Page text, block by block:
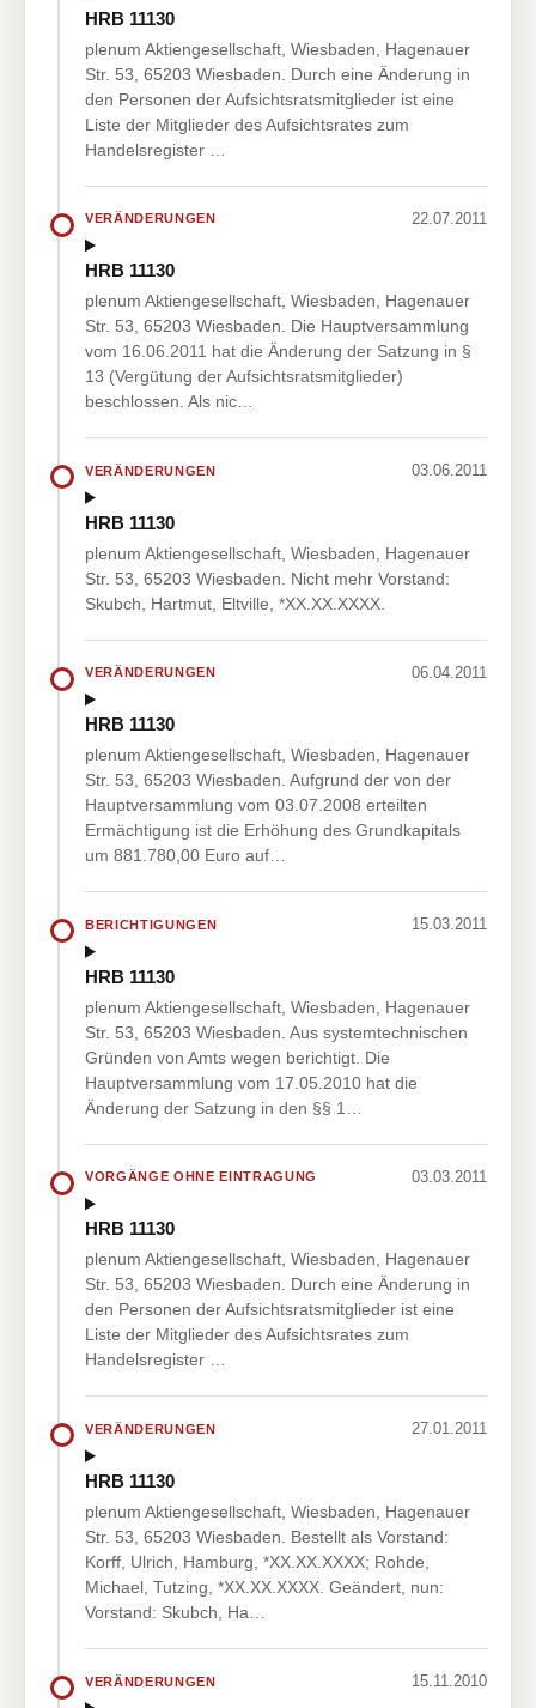
HRB 11130
plenum Aktiengesellschaft, Wiesbaden, Hagenauer
Str. 53, 65203 Wiesbaden. Durch eine Änderung in
den Personen der Aufsichtsratsmitglieder ist eine
Liste der Mitglieder des Aufsichtsrates zum
Handelsregister …
VERÄNDERUNGEN 22.07.2011
HRB 11130
plenum Aktiengesellschaft, Wiesbaden, Hagenauer
Str. 53, 65203 Wiesbaden. Die Hauptversammlung
vom 16.06.2011 hat die Änderung der Satzung in §
13 (Vergütung der Aufsichtsratsmitglieder)
beschlossen. Als nic…
VERÄNDERUNGEN 03.06.2011
HRB 11130
plenum Aktiengesellschaft, Wiesbaden, Hagenauer
Str. 53, 65203 Wiesbaden. Nicht mehr Vorstand:
Skubch, Hartmut, Eltville, *XX.XX.XXXX.
VERÄNDERUNGEN 06.04.2011
HRB 11130
plenum Aktiengesellschaft, Wiesbaden, Hagenauer
Str. 53, 65203 Wiesbaden. Aufgrund der von der
Hauptversammlung vom 03.07.2008 erteilten
Ermächtigung ist die Erhöhung des Grundkapitals
um 881.780,00 Euro auf…
BERICHTIGUNGEN 15.03.2011
HRB 11130
plenum Aktiengesellschaft, Wiesbaden, Hagenauer
Str. 53, 65203 Wiesbaden. Aus systemtechnischen
Gründen von Amts wegen berichtigt. Die
Hauptversammlung vom 17.05.2010 hat die
Änderung der Satzung in den §§ 1…
VORGÄNGE OHNE EINTRAGUNG 03.03.2011
HRB 11130
plenum Aktiengesellschaft, Wiesbaden, Hagenauer
Str. 53, 65203 Wiesbaden. Durch eine Änderung in
den Personen der Aufsichtsratsmitglieder ist eine
Liste der Mitglieder des Aufsichtsrates zum
Handelsregister …
VERÄNDERUNGEN 27.01.2011
HRB 11130
plenum Aktiengesellschaft, Wiesbaden, Hagenauer
Str. 53, 65203 Wiesbaden. Bestellt als Vorstand:
Korff, Ulrich, Hamburg, *XX.XX.XXXX; Rohde,
Michael, Tutzing, *XX.XX.XXXX. Geändert, nun:
Vorstand: Skubch, Ha…
VERÄNDERUNGEN 15.11.2010